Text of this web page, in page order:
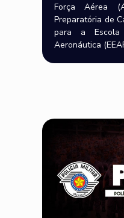
Força Aérea
Preparatória de
para a Escola
Aeronáutica